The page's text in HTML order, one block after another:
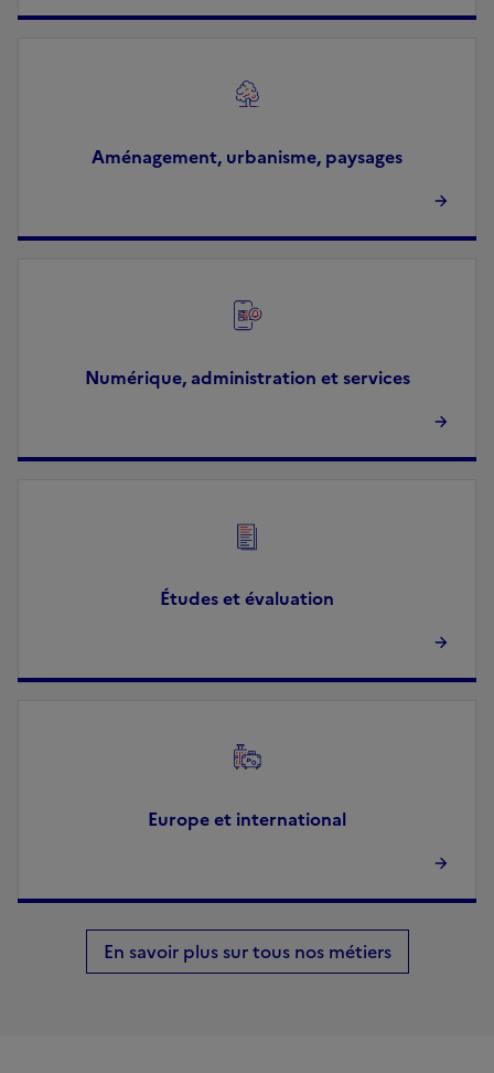
Aménagement, urbanisme, paysages
Image
Numérique, administration et services
Image
Études et évaluation
Image
Europe et international
Image
En savoir plus sur tous nos métiers